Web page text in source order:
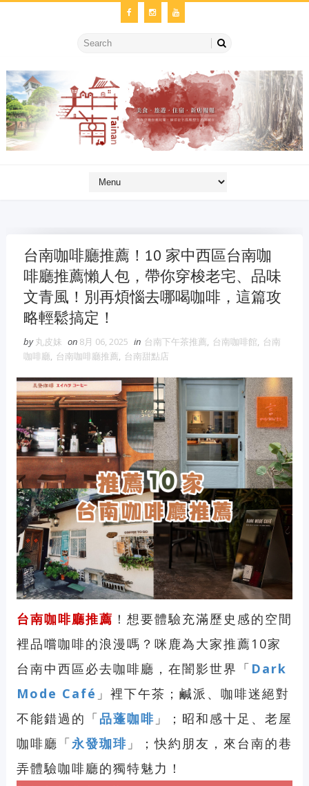
台南咖啡廳推薦！10 家中西區台南咖
啡廳推薦懶人包，帶你穿梭老宅、品味
文青風！別再煩惱去哪喝咖啡，這篇攻
略輕鬆搞定！
by 丸皮妹 on 8月 06, 2025 in 台南下午茶推薦, 台南咖啡館, 台南
咖啡廳, 台南咖啡廳推薦, 台南甜點店
台南咖啡廳推薦 ！想要體驗充滿歷史感的空間
裡品嚐咖啡的浪漫嗎？咪鹿為大家推薦10家
台南中西區必去咖啡廳，在闇影世界「 Dark
Mode Café 」裡下午茶；鹹派、咖啡迷絕對
不能錯過的「品蓬咖啡 」；昭和感十足、老屋
咖啡廳「永發珈琲 」；快約朋友，來台南的巷
弄體驗咖啡廳的獨特魅力！